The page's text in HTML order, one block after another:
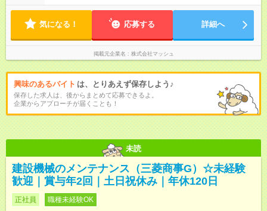
気になる！ 応募する 詳細へ
掲載元企業名 株式会社マッシュ
興味のあるバイト は、とりあえず保存しよう♪
保存した求人は、後からまとめて応募できるよ。
企業からアプローチが届くことも！
未読
建設機械のメンテナンス（三菱商事G）☆未経験
歓迎｜賞与年2回｜土日祝休み｜年休120日
正社員 職種未経験OK